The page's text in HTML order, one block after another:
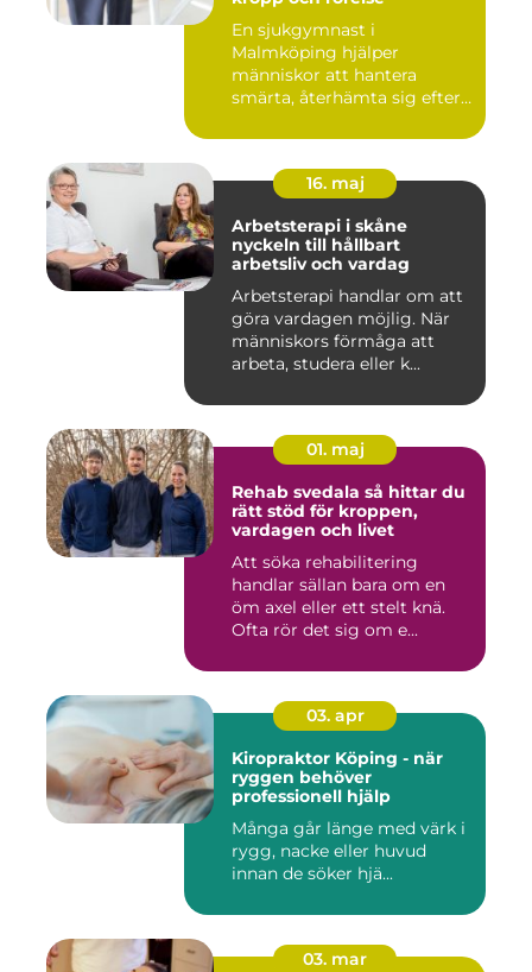
En sjukgymnast i
Malmköping hjälper
människor att hantera
smärta, återhämta sig efter
16. maj
Arbetsterapi i skåne
nyckeln till hållbart
arbetsliv och vardag
Arbetsterapi handlar om att
göra vardagen möjlig. När
människors förmåga att
arbeta, studera eller k...
01. maj
Rehab svedala så hittar du
rätt stöd för kroppen,
vardagen och livet
Att söka rehabilitering
handlar sällan bara om en
öm axel eller ett stelt knä.
Ofta rör det sig om e...
03. apr
Kiropraktor Köping - när
ryggen behöver
professionell hjälp
Många går länge med värk i
rygg, nacke eller huvud
innan de söker hjä...
03. mar